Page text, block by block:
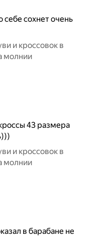
себе сохнет очень
и кроссовок в
молнии
43 размера
и кроссовок в
молнии
в барабане не